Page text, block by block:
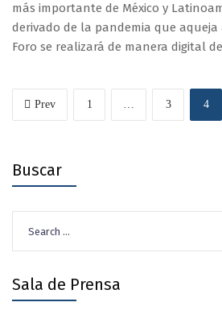
más importante de México y
derivado de la pandemia que
Foro se realizará de manera digital
Prev 1 … 3 4
Buscar
for:
Sala de Prensa